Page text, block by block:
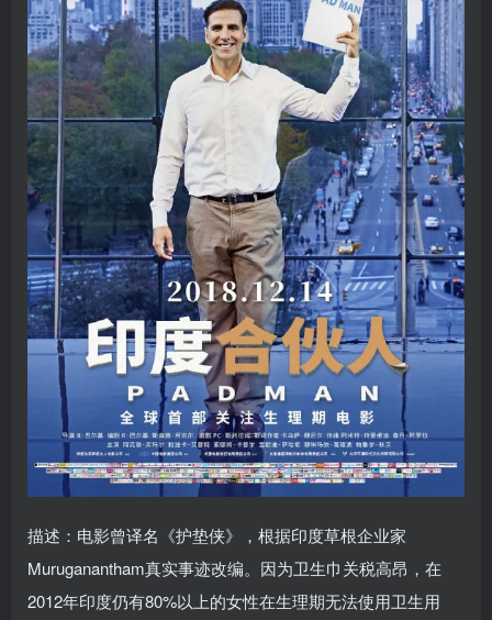
描述：电影曾译名《护垫侠》，根据印度草根企业家
Muruganantham真实事迹改编。因为卫生巾关税高昂，在
2012年印度仍有80%以上的女性在生理期无法使用卫生用